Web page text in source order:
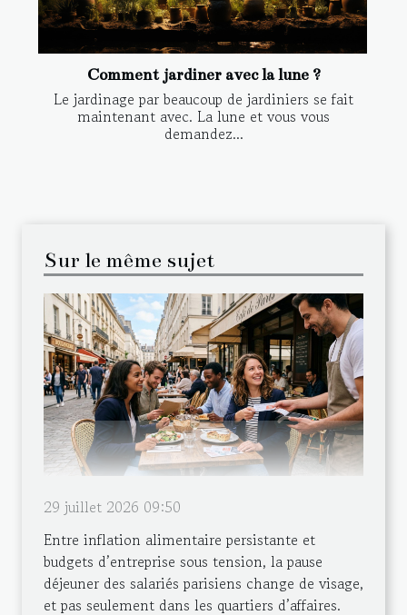
Comment jardiner avec la lune ?
Le jardinage par beaucoup de jardiniers se fait
maintenant avec. La lune et vous vous
demandez...
Sur le même sujet
29 juillet 2026 09:50
Entre inflation alimentaire persistante et
budgets d’entreprise sous tension, la pause
déjeuner des salariés parisiens change de visage,
et pas seulement dans les quartiers d’affaires.